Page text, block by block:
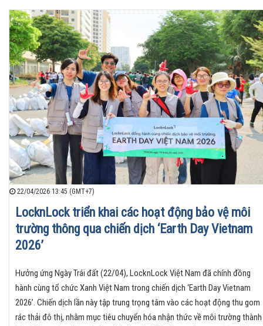
22/04/2026 13:45 (GMT+7)
LocknLock triển khai các hoạt động bảo vệ môi
trường thông qua chiến dịch ‘Earth Day Vietnam
2026’
Hưởng ứng Ngày Trái đất (22/04), LocknLock Việt Nam đã chính đồng
hành cùng tổ chức Xanh Việt Nam trong chiến dịch ‘Earth Day Vietnam
2026’. Chiến dịch lần này tập trung trọng tâm vào các hoạt động thu gom
rác thải đô thị, nhằm mục tiêu chuyển hóa nhận thức về môi trường thành